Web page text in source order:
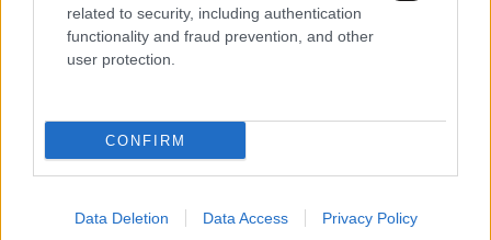
related to security, including authentication
functionality and fraud prevention, and other
user protection.
CONFIRM
Data Deletion Data Access Privacy Policy